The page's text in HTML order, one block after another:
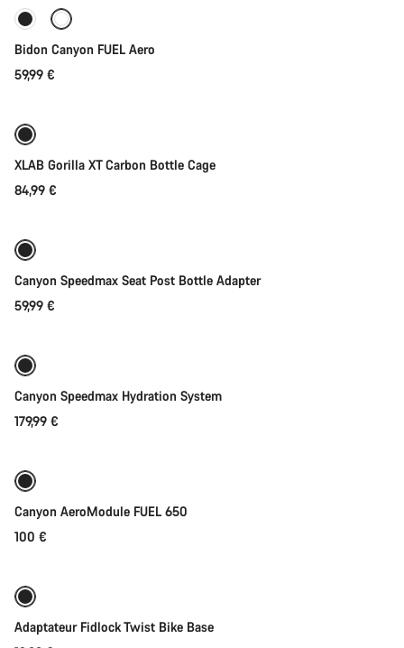
Bidon Canyon FUEL Aero
59,99 €
XLAB Gorilla XT Carbon Bottle Cage
84,99 €
Canyon Speedmax Seat Post Bottle Adapter
59,99 €
Canyon Speedmax Hydration System
179,99 €
Canyon AeroModule FUEL 650
100 €
Adaptateur Fidlock Twist Bike Base